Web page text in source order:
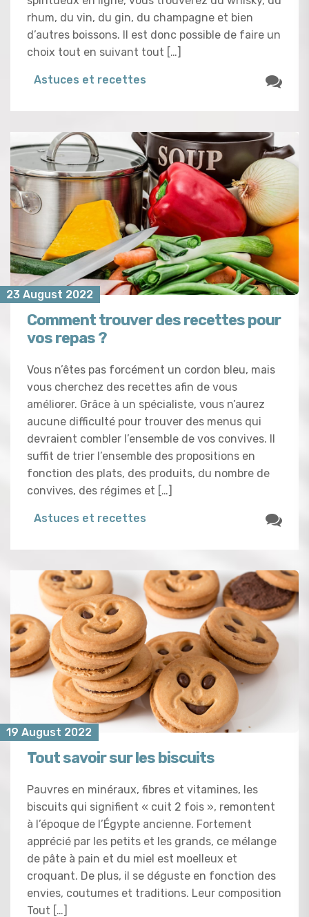
rhum, du vin, du gin, du champagne et bien
d’autres boissons. Il est donc possible de faire un
choix tout en suivant tout […]
Astuces et recettes
23 August 2022
Comment trouver des recettes pour
vos repas ?
Vous n’êtes pas forcément un cordon bleu, mais
vous cherchez des recettes afin de vous
améliorer. Grâce à un spécialiste, vous n’aurez
aucune difficulté pour trouver des menus qui
devraient combler l’ensemble de vos convives. Il
suffit de trier l’ensemble des propositions en
fonction des plats, des produits, du nombre de
convives, des régimes et […]
Astuces et recettes
19 August 2022
Tout savoir sur les biscuits
Pauvres en minéraux, fibres et vitamines, les
biscuits qui signifient « cuit 2 fois », remontent
à l’époque de l’Égypte ancienne. Fortement
apprécié par les petits et les grands, ce mélange
de pâte à pain et du miel est moelleux et
croquant. De plus, il se déguste en fonction des
envies, coutumes et traditions. Leur composition
Tout […]